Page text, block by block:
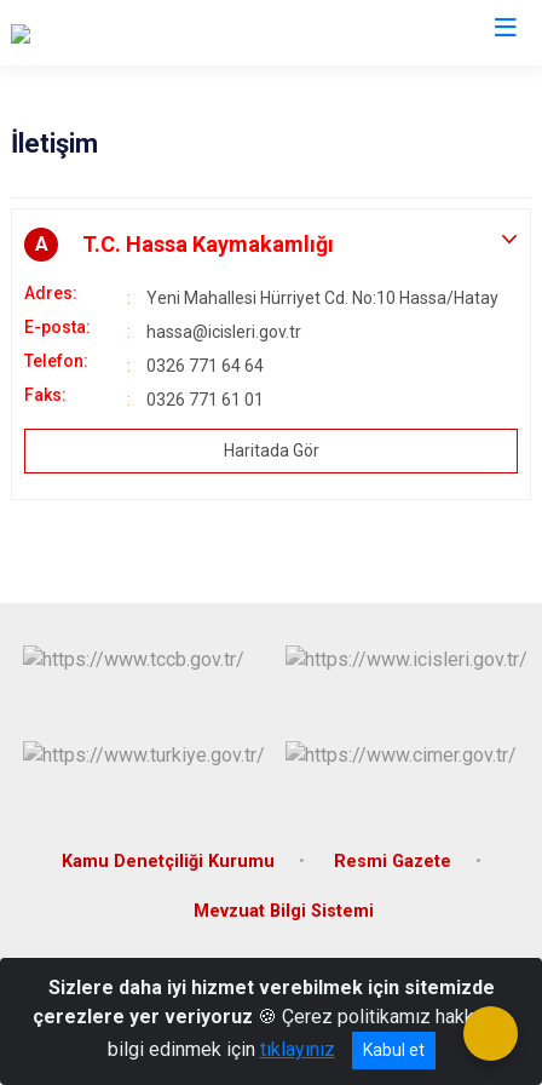
Belen
Dörtyol
Erzin
Hassa
Payas
Arsuz
İletişim
A T.C. Hassa Kaymakamlığı
Adres:
Yeni Mahallesi Hürriyet Cd. No:10 Hassa/Hatay
E-posta:
hassa@icisleri.gov.tr
Telefon:
0326 771 64 64
Faks:
0326 771 61 01
Haritada Gör
Kamu Denetçiliği Kurumu Resmi Gazete
Mevzuat Bilgi Sistemi
Telefon: 0326 771 64 64 Faks: 0326 771 61 01
Sizlere daha iyi hizmet verebilmek için sitemizde
çerezlere yer veriyoruz 🍪 Çerez politikamız hakkında
bilgi edinmek için tıklayınız Kabul et